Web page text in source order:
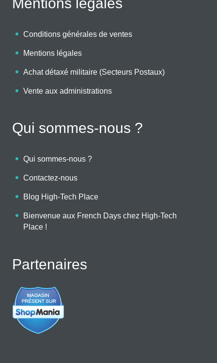
Conditions générales de ventes
Mentions légales
Achat détaxé militaire (Secteurs Postaux)
Vente aux administrations
Qui sommes-nous ?
Qui sommes-nous ?
Contactez-nous
Blog High-Tech Place
Bienvenue aux French Days chez High-Tech
Place !
Partenaires